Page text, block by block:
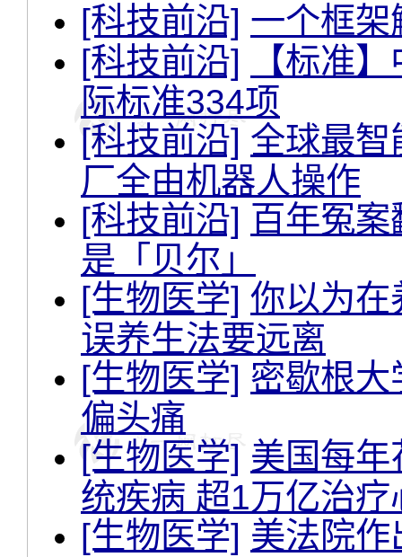
[科技前沿] 一个框架
[科技前沿]
【标准
际标准334项
[科技前沿] 全球最智
厂全由机器人操作
[科技前沿] 百年冤
是「贝尔」
[生物医学] 你以为在
误养生法要远离
[生物医学] 密歇根大
偏头痛
[生物医学] 美国每
统疾病 超1万亿治疗
[生物医学] 美法院